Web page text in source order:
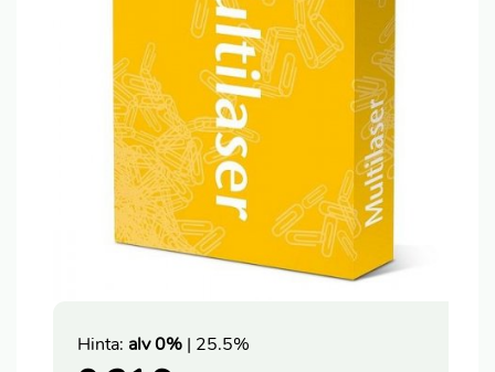
Hinta: alv 0% | 25.5%